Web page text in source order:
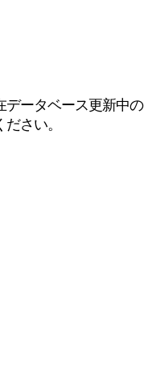
データベース更新中の
さい。